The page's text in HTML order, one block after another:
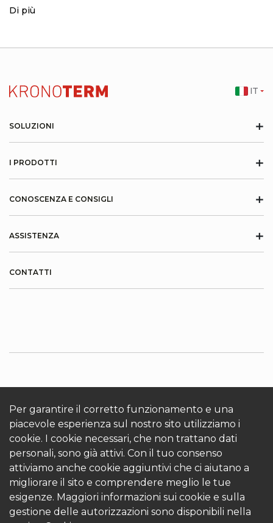
Di più
Per garantire il corretto funzionamento e una
piacevole esperienza sul nostro sito utilizziamo i
cookie. I cookie necessari, che non trattano dati
personali, sono già attivi. Con il tuo consenso
attiviamo anche cookie aggiuntivi che ci aiutano a
migliorare il sito e comprendere meglio le tue
esigenze. Maggiori informazioni sui cookie e sulla
gestione delle autorizzazioni sono disponibili nella
SOLUZIONI +
I PRODOTTI +
CONOSCENZA E CONSIGLI +
ASSISTENZA +
CONTATTI
INFORMAZIONI SU KRONOTERM
Cookies
Accedi
IT
© 2026 Kronoterm | tutti i diritti riservati. KRONOTERM
d.o.o.